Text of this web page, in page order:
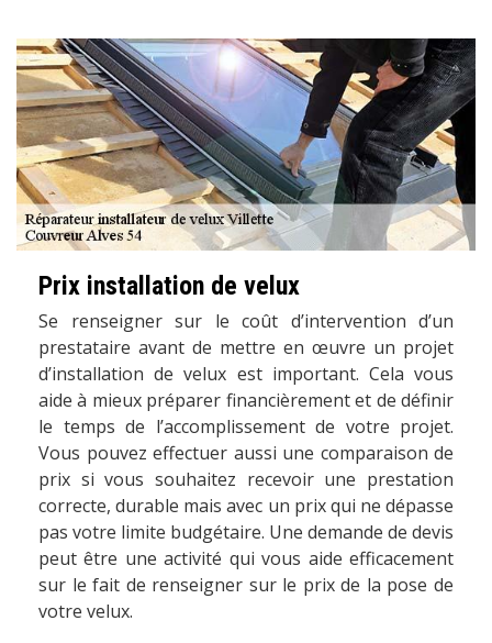
Prix installation de velux
Se renseigner sur le coût d’intervention d’un
prestataire avant de mettre en œuvre un projet
d’installation de velux est important. Cela vous
aide à mieux préparer financièrement et de définir
le temps de l’accomplissement de votre projet.
Vous pouvez effectuer aussi une comparaison de
prix si vous souhaitez recevoir une prestation
correcte, durable mais avec un prix qui ne dépasse
pas votre limite budgétaire. Une demande de devis
peut être une activité qui vous aide efficacement
sur le fait de renseigner sur le prix de la pose de
votre velux.